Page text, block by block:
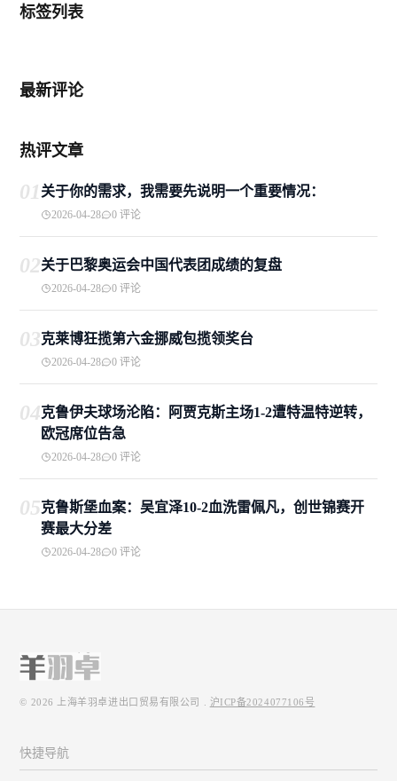
标签列表
最新评论
热评文章
01关于你的需求，我需要先说明一个重要情况：
2026-04-28 0 评论
02关于巴黎奥运会中国代表团成绩的复盘
2026-04-28 0 评论
03克莱博狂揽第六金挪威包揽领奖台
2026-04-28 0 评论
04克鲁伊夫球场沦陷：阿贾克斯主场1-2遭特温特逆转，
欧冠席位告急
2026-04-28 0 评论
05克鲁斯堡血案：吴宜泽10-2血洗雷佩凡，创世锦赛开
赛最大分差
2026-04-28 0 评论
© 2026 上海羊羽卓进出口贸易有限公司 沪ICP备2024077106号
快捷导航